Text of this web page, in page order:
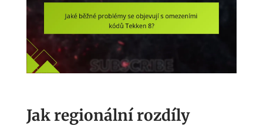
Jak regionální rozdíly